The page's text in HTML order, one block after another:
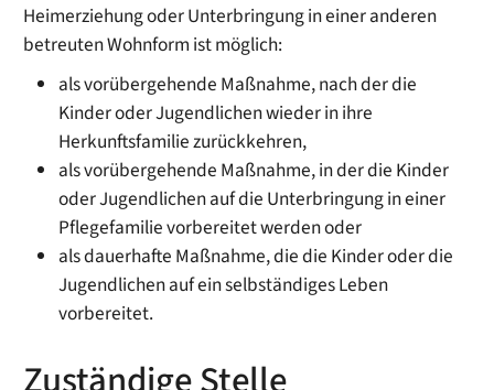
Heimerziehung oder Unterbringung in einer anderen
betreuten Wohnform ist möglich:
als vorübergehende Maßnahme, nach der die
Kinder oder Jugendlichen wieder in ihre
Herkunftsfamilie zurückkehren,
als vorübergehende Maßnahme, in der die Kinder
oder Jugendlichen auf die Unterbringung in einer
Pflegefamilie vorbereitet werden oder
als dauerhafte Maßnahme, die die Kinder oder die
Jugendlichen auf ein selbständiges Leben
vorbereitet.